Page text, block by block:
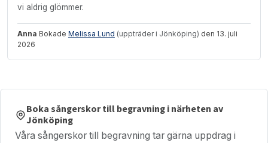
vi aldrig glömmer.
Anna Bokade Melissa Lund (uppträder i Jönköping) den 13. juli
2026
Boka sångerskor till begravning i närheten av
Jönköping
Våra sångerskor till begravning tar gärna uppdrag i